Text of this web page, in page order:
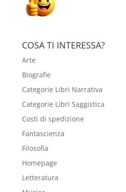
COSA TI INTERESSA?
Arte
Biografie
Categorie Libri Narrativa
Categorie Libri Saggistica
Costi di spedizione
Fantascienza
Filosofia
Homepage
Letteratura